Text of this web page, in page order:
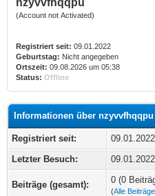
nzyvvfhqqpu
(Account not Activated)
Registriert seit: 09.01.2022
Geburtstag: Nicht angegeben
Ortszeit: 09.08.2026 um 05:38
Status: Offline
Informationen über nzyvvfhqqpu
Registriert seit:
09.01.2022
Letzter Besuch:
Beiträge (gesamt): 0 (0
(Alle